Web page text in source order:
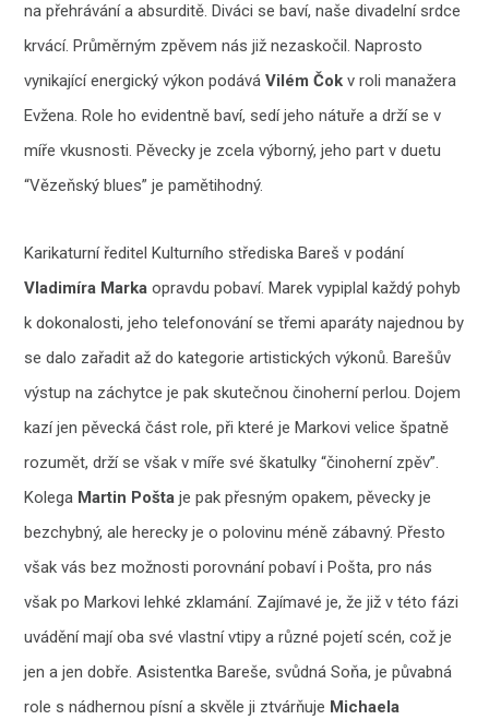
na přehrávání a absurditě. Diváci se baví, naše divadelní srdce
krvácí. Průměrným zpěvem nás již nezaskočil. Naprosto
vynikající energický výkon podáváVilém Čok v roli manažera
Evžena. Role ho evidentně baví, sedí jeho nátuře a drží se v
míře vkusnosti. Pěvecky je zcela výborný, jeho part v duetu
“Vězeňský blues” je pamětihodný.
Karikaturní ředitel Kulturního střediska Bareš v podání
Vladimíra Marka opravdu pobaví. Marek vypiplal každý pohyb
k dokonalosti, jeho telefonování se třemi aparáty najednou by
se dalo zařadit až do kategorie artistických výkonů. Barešův
výstup na záchytce je pak skutečnou činoherní perlou. Dojem
kazí jen pěvecká část role, při které je Markovi velice špatně
rozumět, drží se však v míře své škatulky “činoherní zpěv”.
Kolega Martin Pošta je pak přesným opakem, pěvecky je
bezchybný, ale herecky je o polovinu méně zábavný. Přesto
však vás bez možnosti porovnání pobaví i Pošta, pro nás
však po Markovi lehké zklamání. Zajímavé je, že již v této fázi
uvádění mají oba své vlastní vtipy a různé pojetí scén, což je
jen a jen dobře. Asistentka Bareše, svůdná Soňa, je půvabná
role s nádhernou písní a skvěle ji ztvárňuje Michaela